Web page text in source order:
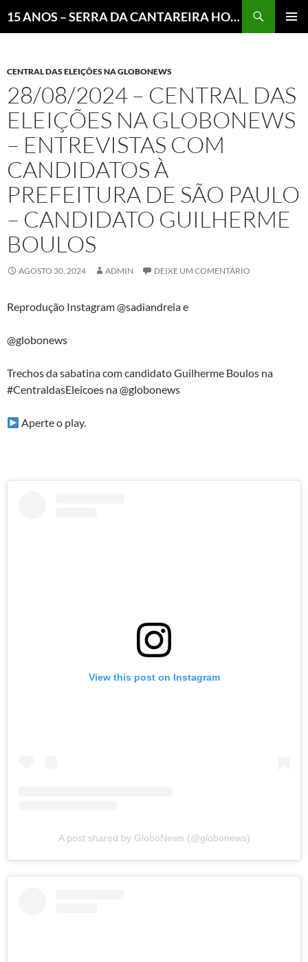
15 ANOS – SERRA DA CANTAREIRA HOJE E COTIDIANO DO BRASIL E DO MUNDO
CENTRAL DAS ELEIÇÕES NA GLOBONEWS
28/08/2024 – CENTRAL DAS
ELEIÇÕES NA GLOBONEWS
– ENTREVISTAS COM
CANDIDATOS À
PREFEITURA DE SÃO PAULO
– CANDIDATO GUILHERME
BOULOS
AGOSTO 30, 2024 ADMIN DEIXE UM COMENTÁRIO
Reprodução Instagram @sadiandreia e
@globonews
Trechos da sabatina com candidato Guilherme Boulos na
#CentraldasEleicoes na @globonews
Aperte o play.
View this post on Instagram
A post shared by GloboNews (@globonews)